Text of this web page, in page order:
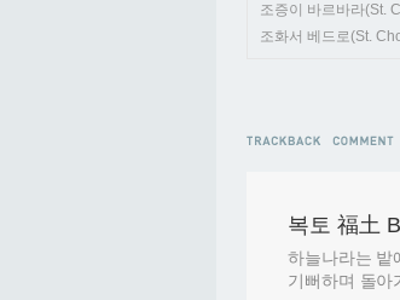
조증이 바르바라(St.
조화서 베드로(St.
복토 福土
하늘나라는 밭
기뻐하며 돌아